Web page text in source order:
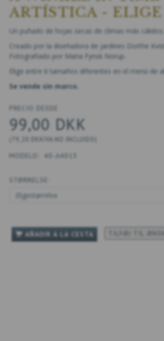
ARTÍSTICA -
Un puñado de hojas secas de climas más cálidos.
Creado por la diseñadora de jardines Dorthe
Fotografiado por Maria Fynsk Norup.
Elige entre 6 tamaños diferentes en el menú de
Se vende sin marco.
PRECIO DESDE
99,00 DKK
79,20 DKK IVA NO INCLUIDO
MODELO: 40-A4013
STØRRELSE:
AÑADIR A LA CESTA TILFØJ TIL